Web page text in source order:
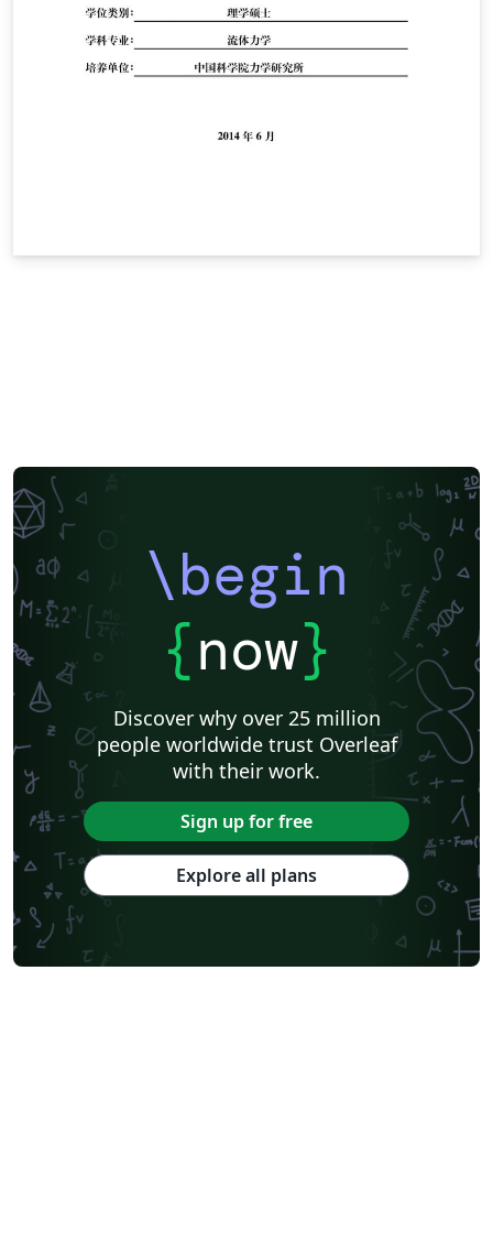
\begin
{now}
Discover why over 25 million
people worldwide trust Overleaf
with their work.
Sign up for free
Explore all plans